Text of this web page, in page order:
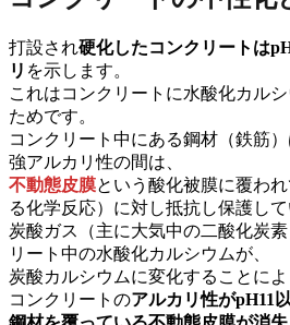
打設され硬化したコンクリートは
リ を示します。
これはコンクリートに水酸化カル
ためです。
コンクリート中にある鋼材（鉄筋
強アルカリ性の間は、
不動態皮膜という酸化被膜に覆わ
る化学反応）に対し抵抗し保護して
炭酸ガス（主に大気中の二酸化炭
リート中の水酸化カルシウムが、
炭酸カルシウムに変化することによ
コンクリートのアルカリ性がpH11